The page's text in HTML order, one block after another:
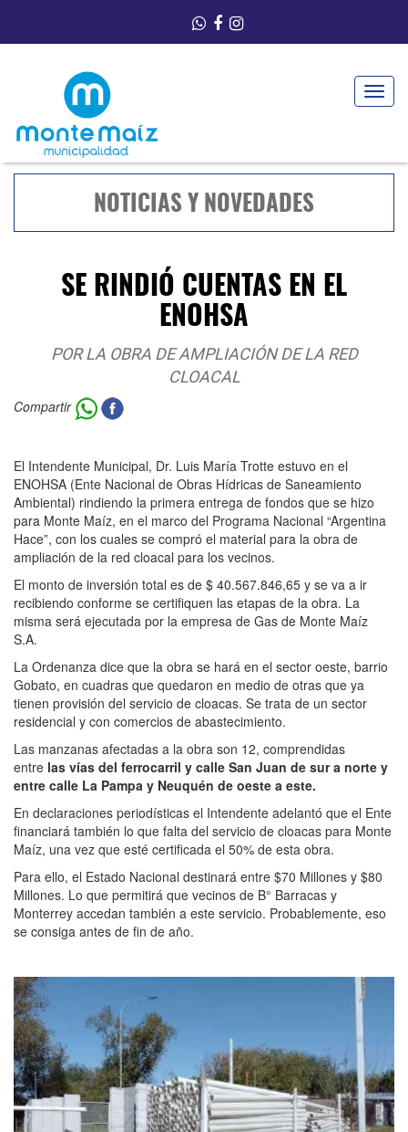
Toggle
NOTICIAS Y NOVEDADES
SE RINDIÓ CUENTAS EN EL
ENOHSA
POR LA OBRA DE AMPLIACIÓN DE LA RED
CLOACAL
Compartir
El Intendente Municipal, Dr. Luis María Trotte estuvo en el
ENOHSA (Ente Nacional de Obras Hídricas de Saneamiento
Ambiental) rindiendo la primera entrega de fondos que se hizo
para Monte Maíz, en el marco del Programa Nacional “Argentina
Hace”, con los cuales se compró el material para la obra de
ampliación de la red cloacal para los vecinos.
El monto de inversión total es de $ 40.567.846,65 y se va a ir
recibiendo conforme se certifiquen las etapas de la obra. La
misma será ejecutada por la empresa de Gas de Monte Maíz
S.A.
La Ordenanza dice que la obra se hará en el sector oeste, barrio
Gobato, en cuadras que quedaron en medio de otras que ya
tienen provisión del servicio de cloacas. Se trata de un sector
residencial y con comercios de abastecimiento.
Las manzanas afectadas a la obra son 12, comprendidas
entre las vías del ferrocarril y calle San Juan de sur a norte y
entre calle La Pampa y Neuquén de oeste a este.
En declaraciones periodísticas el Intendente adelantó que el Ente
financiará también lo que falta del servicio de cloacas para Monte
Maíz, una vez que esté certificada el 50% de esta obra.
Para ello, el Estado Nacional destinará entre $70 Millones y $80
Millones. Lo que permitirá que vecinos de B° Barracas y
Monterrey accedan también a este servicio. Probablemente, eso
se consiga antes de fin de año.